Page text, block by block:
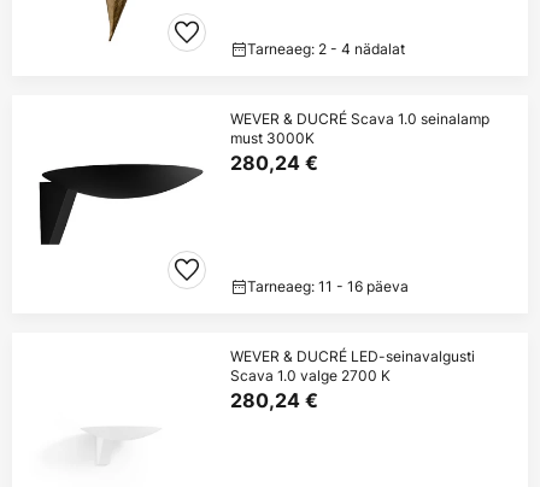
Tarneaeg: 2 - 4 nädalat
WEVER & DUCRÉ Scava 1.0 seinalamp
must 3000K
280,24 €
Tarneaeg: 11 - 16 päeva
WEVER & DUCRÉ LED-seinavalgusti
Scava 1.0 valge 2700 K
280,24 €